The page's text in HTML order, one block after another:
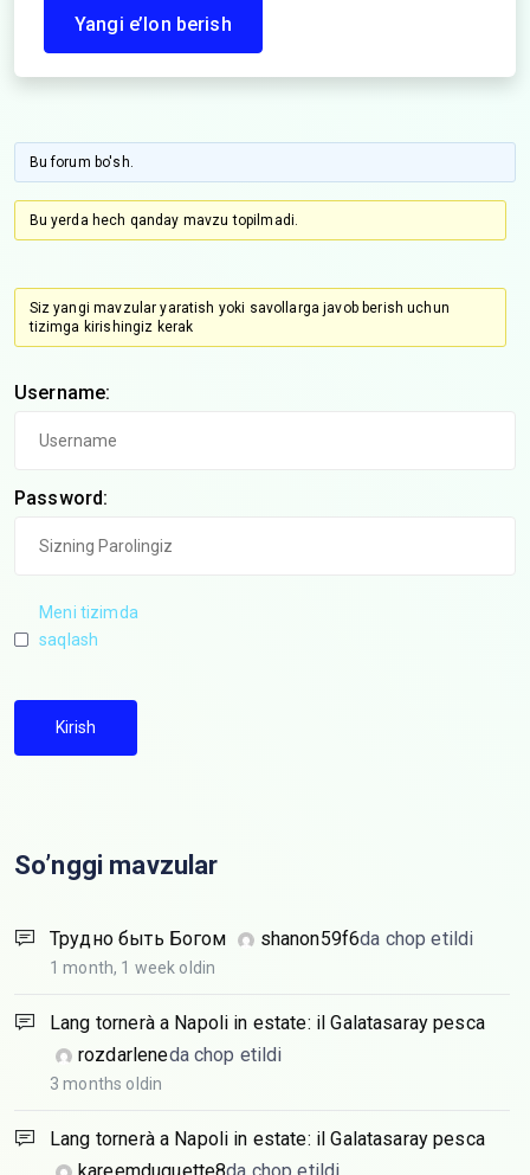
Yangi e’lon berish
Bu forum bo'sh.
Bu yerda hech qanday mavzu topilmadi.
Siz yangi mavzular yaratish yoki savollarga javob berish uchun
tizimga kirishingiz kerak
Username:
Password:
Meni tizimda
saqlash
Kirish
So’nggi mavzular
Трудно быть Богом shanon59f6da chop etildi
1 month, 1 week oldin
Lang tornerà a Napoli in estate: il Galatasaray pesca
rozdarleneda chop etildi
3 months oldin
Lang tornerà a Napoli in estate: il Galatasaray pesca